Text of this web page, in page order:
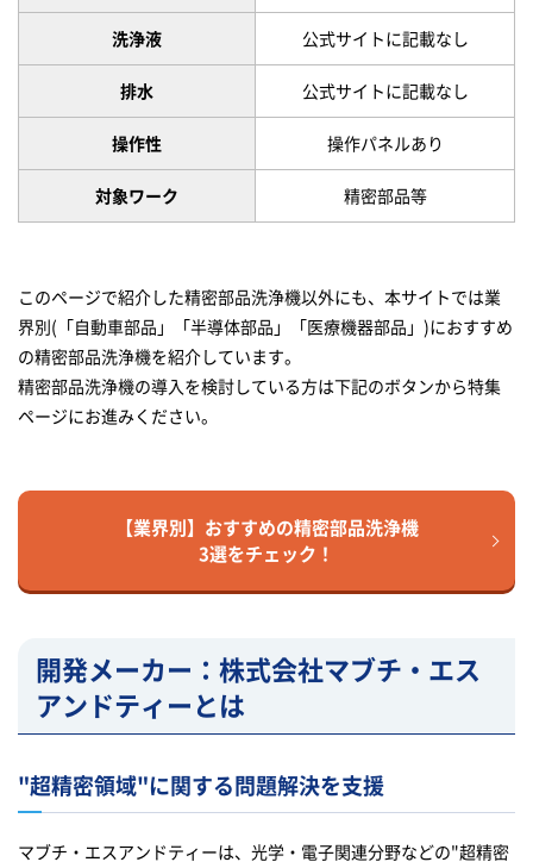
洗浄液 公式サイトに記載なし
排水 公式サイトに記載なし
操作性 操作パネルあり
対象ワーク 精密部品等
このページで紹介した精密部品洗浄機以外にも、本サイトでは業
界別(「自動車部品」「半導体部品」「医療機器部品」)におすすめ
の精密部品洗浄機を紹介しています。
精密部品洗浄機の導入を検討している方は下記のボタンから特集
ページにお進みください。
【業界別】おすすめの精密部品洗浄機
3選をチェック！
開発メーカー：株式会社マブチ・エス
アンドティーとは
"超精密領域"に関する問題解決を支援
マブチ・エスアンドティーは、光学・電子関連分野などの"超精密